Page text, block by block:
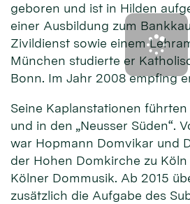
geboren und ist in Hilden
einer Ausbildung zum
Zivildienst sowie einem
München studierte er
Bonn. Im Jahr 2008 empfing
Seine Kaplanstationen
und in den „Neusser Süden“.
war Hopmann Domvikar und
der Hohen Domkirche zu
Kölner Dommusik. Ab 2015
zusätzlich die Aufgabe des